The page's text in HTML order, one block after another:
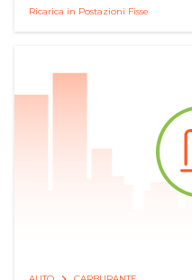
Ricarica in Postazioni Fisse